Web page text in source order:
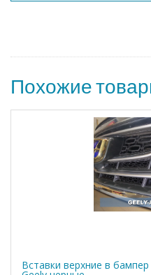
Похожие
Вставки верхние в